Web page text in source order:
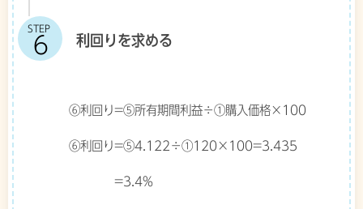
STEP
利回りを求める
⑥利回り=⑤所有期間利益÷①購入価格×100
⑥利回り=⑤4.122÷①120×100=3.435
=3.4%